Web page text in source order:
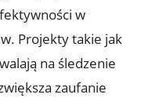
w
Projekty takie jak
na śledzenie
zaufanie